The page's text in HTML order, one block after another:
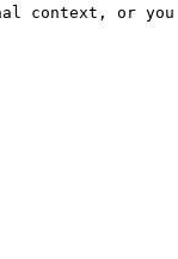
context, or